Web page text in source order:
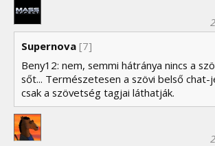
Supernova [7]
Beny12: nem, semmi hátránya nincs a
sőt... Természetesen a szövi belső
csak a szövetség tagjai láthatják.